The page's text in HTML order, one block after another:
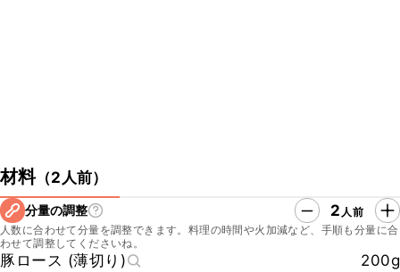
材料（2人前）
分量の調整 2 人前
人数に合わせて分量を調整できます。料理の時間や火加減など、手順も分量に合
わせて調整してくださいね。
豚ロース (薄切り)
200g